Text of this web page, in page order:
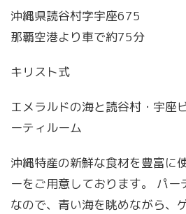
沖縄県読谷村字宇座675
那覇空港より車で約75分
キリスト式
エメラルドの海と読谷村・宇座
ーティルーム
沖縄特産の新鮮な食材を豊富に
ーをご用意しております。 パー
なので、青い海を眺めながら、